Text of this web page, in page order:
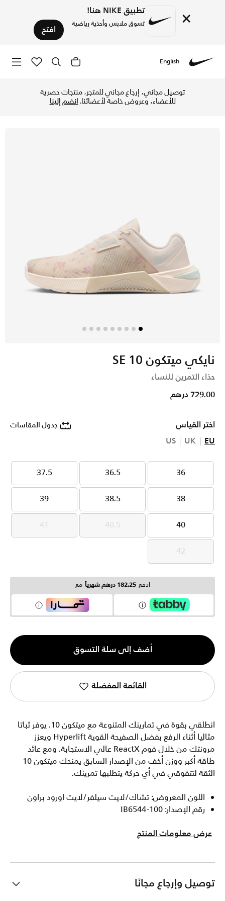
× تطبيق NIKE هنا!
تسوق ملابس وأحذية رياضية افتح
English
توصيل مجاني، إرجاع مجاني للمتجر، منتجات حصرية
للأعضاء، وعروض خاصة لأعضائنا.انضم إلينا
نايكي ميتكون 10 SE
حذاء التمرين للنساء
729.00 درهم
اختر القياس جدول المقاسات
EU
UK
US
36
36
36.5
36.5
37.5
37.5
38
38
38.5
38.5
39
39
40
40
40.5
40.5
41
41
42
42
ادفع 182.25 درهم شهرياً مع
الكمية
1
أضف إلى سلة التسوق
القائمة المفضلة
انطلقي بقوة في تمارينك المتنوعة مع ميتكون 10. يوفر ثباتا
مثاليا أثناء الرفع بفضل الصفيحة القوية Hyperlift ويعزز
مرونتك من خلال فوم ReactX عالي الاستجابة. ومع عائد
طاقة أكبر ووزن أخف من الإصدار السابق يمنحك ميتكون 10
الثقة لتتفوقي في أي حركة يتطلبها تمرينك.
اللون المعروض: تشاك/لايت سيلفر/لايت اورود براون
رقم الإصدار: IB6544-100
عرض معلومات المنتج
توصيل وإرجاع مجانًا